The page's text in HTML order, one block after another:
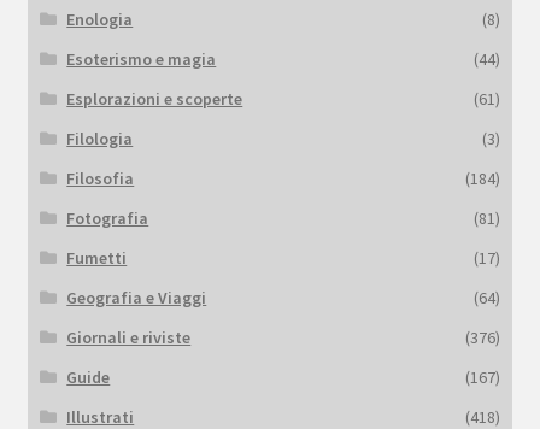
Enologia
(8)
Esoterismo e magia
(44)
Esplorazioni e scoperte
(61)
Filologia
(3)
Filosofia
(184)
Fotografia
(81)
Fumetti
(17)
Geografia e Viaggi
(64)
Giornali e riviste
(376)
Guide
(167)
Illustrati
(418)